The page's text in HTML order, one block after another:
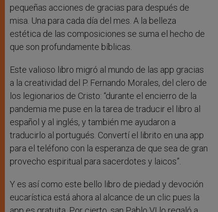
pequeñas acciones de gracias para después de
misa. Una para cada día del mes. A la belleza
estética de las composiciones se suma el hecho de
que son profundamente bíblicas.
Este valioso libro migró al mundo de las app gracias
a la creatividad del P. Fernando Morales, del clero de
los legionarios de Cristo: “durante el encierro de la
pandemia me puse en la tarea de traducir el libro al
español y al inglés, y también me ayudaron a
traducirlo al portugués. Convertí el librito en una app
para el teléfono con la esperanza de que sea de gran
provecho espiritual para sacerdotes y laicos”.
Y es así como este bello libro de piedad y devoción
eucarística está ahora al alcance de un clic pues la